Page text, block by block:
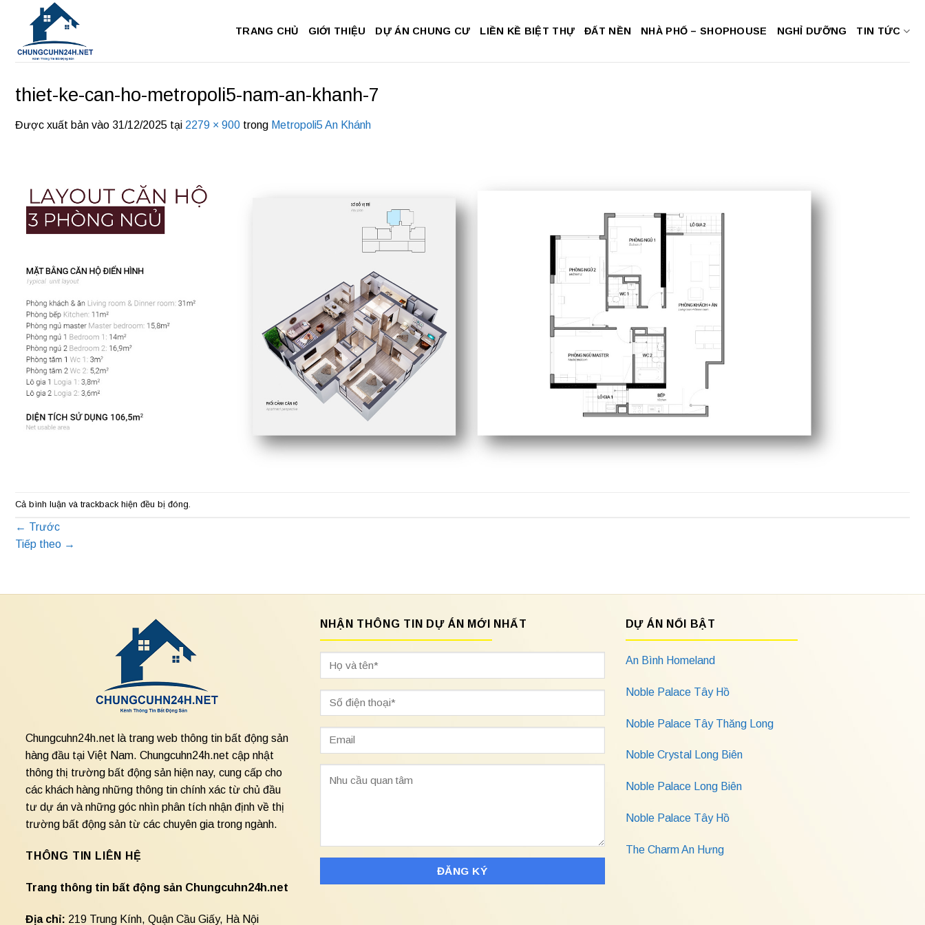
dung
TRANG CHỦ GIỚI THIỆU DỰ ÁN CHUNG CƯ LIỀN KỀ BIỆT THỰ ĐẤT NỀN NHÀ PHỐ – SHOPHOUSE NGHỈ DƯỠNG TIN TỨC
thiet-ke-can-ho-metropoli5-nam-an-khanh-7
Được xuất bản vào 31/12/2025 tại 2279 × 900 trong Metropoli5 An Khánh
Cả bình luận và trackback hiện đều bị đóng.
← Trước
Tiếp theo →
Chungcuhn24h.net là trang web thông tin bất động sản
hàng đầu tại Việt Nam. Chungcuhn24h.net cập nhật
thông thị trường bất động sản hiện nay, cung cấp cho
các khách hàng những thông tin chính xác từ chủ đầu
tư dự án và những góc nhìn phân tích nhận định về thị
trường bất động sản từ các chuyên gia trong ngành.
THÔNG TIN LIÊN HỆ
Trang thông tin bất động sản Chungcuhn24h.net
Địa chỉ: 219 Trung Kính, Quận Cầu Giấy, Hà Nội
NHẬN THÔNG TIN DỰ ÁN MỚI NHẤT DỰ ÁN NỔI BẬT
An Bình Homeland
Noble Palace Tây Hồ
Noble Palace Tây Thăng Long
Noble Crystal Long Biên
Noble Palace Long Biên
Noble Palace Tây Hồ
The Charm An Hưng